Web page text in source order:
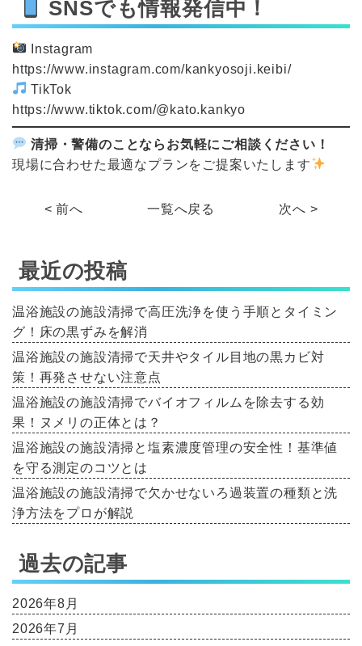
SNSでも情報発信中！
Instagram
https://www.instagram.com/kankyosoji.keibi/
TikTok
https://www.tiktok.com/@kato.kankyo
清掃・警備のことならお気軽にご相談ください！
現場に合わせた最適なプランをご提案いたします
< 前へ 一覧へ戻る 次へ >
最近の投稿
温浴施設の施設清掃で高圧洗浄を使う手順とタイミン
グ！床の黒ずみを解消
温浴施設の施設清掃で天井やタイル目地の黒カビ対
策！再発させない注意点
温浴施設の施設清掃でバイオフィルムを除去する効
果！ヌメリの正体とは？
温浴施設の施設清掃と塩素濃度管理の安全性！基準値
を守る測定のコツとは
温浴施設の施設清掃で欠かせないろ過装置の種類と洗
浄方法をプロが解説
過去の記事
2026年8月
2026年7月